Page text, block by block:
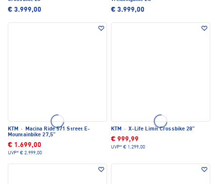
€ 3.999,00 € 3.999,00
KTM ·
Macina Ride 571 Street E-
Mountainbike 27,5"
€ 1.699,00
UVP* € 2.999,00
KTM · X-Life Limit Crossbike 28"
€ 999,99
UVP* € 1.299,00